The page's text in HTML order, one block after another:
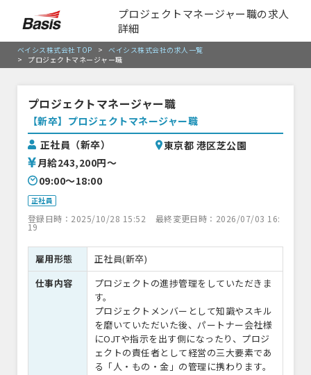
プロジェクトマネージャー職の求人
詳細
ベイシス株式会社 TOP >
ベイシス株式会社の求人一覧
>
プロジェクトマネージャー職
プロジェクトマネージャー職
【新卒】プロジェクトマネージャー職
正社員（新卒）
月給243,200円〜
09:00〜18:00
東京都 港区芝公園
正社員
登録日時：2025/10/28 15:52 最終変更日時：2026/07/03 16:
19
雇用形態
正社員(新卒)
仕事内容
プロジェクトの進捗管理をしていただきま
す。
プロジェクトメンバーとして知識やスキル
を磨いていただいた後、パートナー会社様
にOJTや指示を出す側になったり、プロジ
ェクトの責任者として経営の三大要素であ
る「人・もの・金」の管理に携わります。